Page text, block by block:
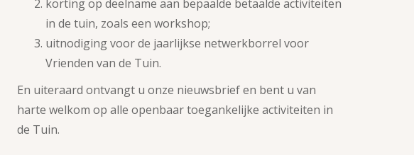
korting op deelname aan bepaalde betaalde activiteiten
in de tuin, zoals een workshop;
uitnodiging voor de jaarlijkse netwerkborrel voor
Vrienden van de Tuin.
En uiteraard ontvangt u onze nieuwsbrief en bent u van
harte welkom op alle openbaar toegankelijke activiteiten in
de Tuin.